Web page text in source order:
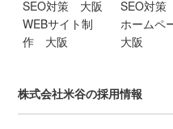
SEO対策 大阪
WEBサイト制
作 大阪
SEO対
ホームペ
大阪
株式会社米谷の採用情報